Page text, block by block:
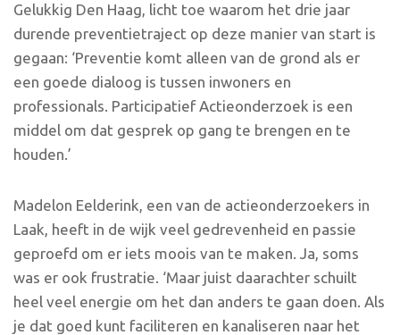
Gelukkig Den Haag, licht toe waarom het drie jaar
durende preventietraject op deze manier van start is
gegaan: ‘Preventie komt alleen van de grond als er
een goede dialoog is tussen inwoners en
professionals. Participatief Actieonderzoek is een
middel om dat gesprek op gang te brengen en te
houden.’
Madelon Eelderink, een van de actieonderzoekers in
Laak, heeft in de wijk veel gedrevenheid en passie
geproefd om er iets moois van te maken. Ja, soms
was er ook frustratie. ‘Maar juist daarachter schuilt
heel veel energie om het dan anders te gaan doen. Als
je dat goed kunt faciliteren en kanaliseren naar het